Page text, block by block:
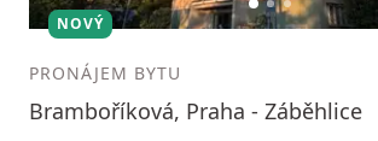
12 3
NOVÝ
PRONÁJEM BYTU
Bramboříková, Praha - Záběhlice